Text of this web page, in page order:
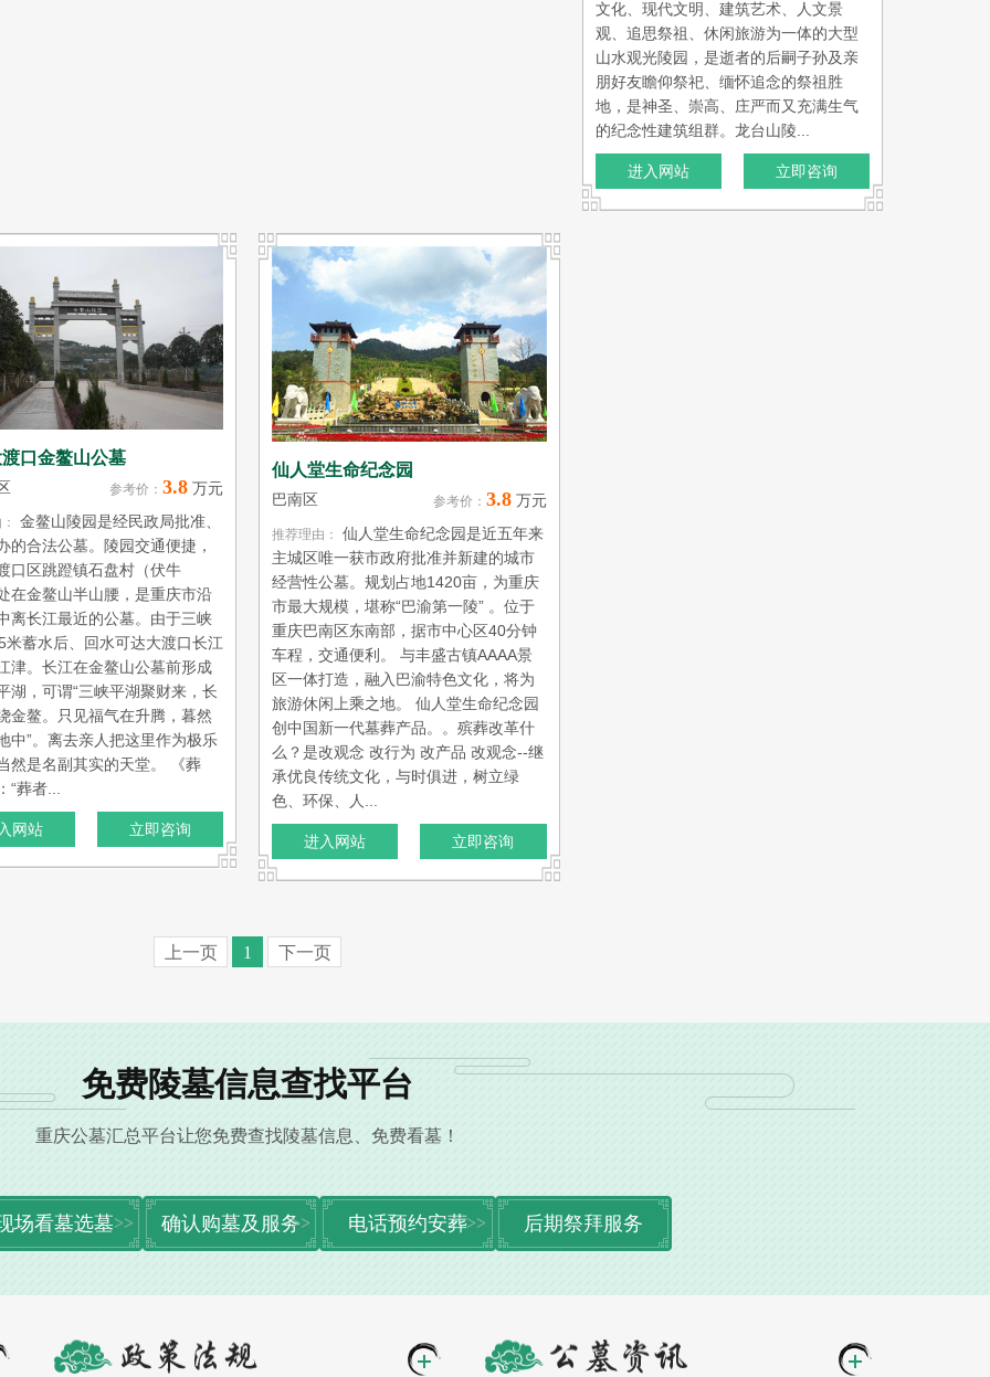
文化、现代文明、建筑艺术、人文景
观、追思祭祖、休闲旅游为一体的大型
山水观光陵园，是逝者的后嗣子孙及亲
朋好友瞻仰祭祀、缅怀追念的祭祖胜
地，是神圣、崇高、庄严而又充满生气
的纪念性建筑组群。龙台山陵...
进入网站 立即咨询
口金鳌山公墓
参考价： 3.8 万元
金鳌山陵园是经民政局批准、
的合法公墓。陵园交通便捷，
口区跳蹬镇石盘村（伏牛
在金鳌山半山腰，是重庆市沿
离长江最近的公墓。由于三峡
米蓄水后、回水可达大渡口长江
津。长江在金鳌山公墓前形成
湖，可谓“三峡平湖聚财来，长
金鳌。只见福气在升腾，暮然
中”。离去亲人把这里作为极乐
然是名副其实的天堂。 《葬
“葬者...
网站 立即咨询
仙人堂生命纪念园
巴南区 参考价： 3.8万元
推荐理由：
仙人堂生命纪念园是近五年来
主城区唯一获市政府批准并新建的城市
经营性公墓。规划占地1420亩，为重庆
市最大规模，堪称“巴渝第一陵” 。位于
重庆巴南区东南部，据市中心区40分钟
车程，交通便利。 与丰盛古镇AAAA景
区一体打造，融入巴渝特色文化，将为
旅游休闲上乘之地。 仙人堂生命纪念园
创中国新一代墓葬产品。。殡葬改革什
么？是改观念 改行为 改产品 改观念--继
承优良传统文化，与时俱进，树立绿
色、环保、人...
进入网站 立即咨询
上一页 1 下一页
免费陵墓信息查找平台
重庆公墓汇总平台让您免费查找陵墓信息、免费看墓！
场看墓选墓 确认购墓及服务 电话预约安葬 后期祭拜服务